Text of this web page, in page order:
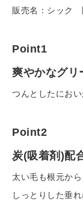
商
を
れ
る
販売名：シック
Point1
爽やかなグリ
つんとしたにお
Point2
炭(吸着剤 )配
太い毛も根元か
しっとりした垂